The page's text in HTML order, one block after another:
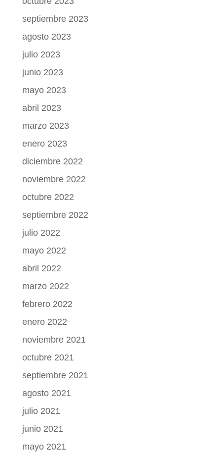
septiembre 2023
agosto 2023
julio 2023
junio 2023
mayo 2023
abril 2023
marzo 2023
enero 2023
diciembre 2022
noviembre 2022
octubre 2022
septiembre 2022
julio 2022
mayo 2022
abril 2022
marzo 2022
febrero 2022
enero 2022
noviembre 2021
octubre 2021
septiembre 2021
agosto 2021
julio 2021
junio 2021
mayo 2021